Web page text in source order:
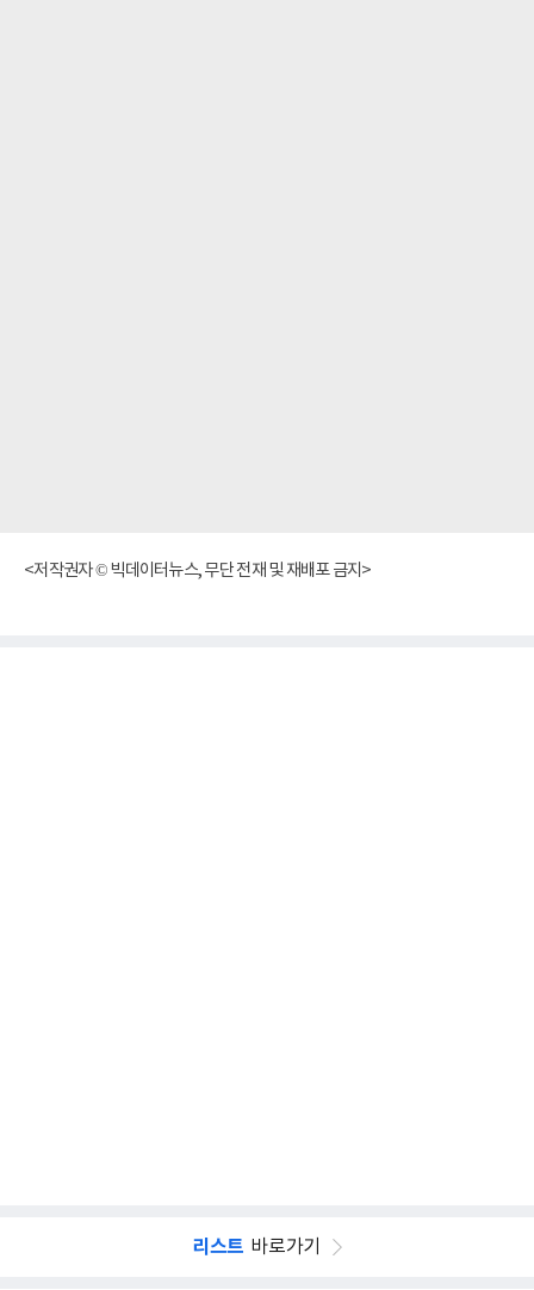
<저작권자 © 빅데이터뉴스, 무단 전재 및 재배포 금지>
리스트 바로가기